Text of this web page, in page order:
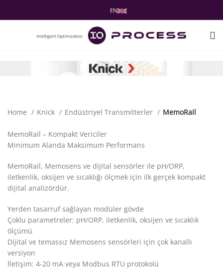
EN
Home Knick Endüstriyel Transmitterler MemoRail
MemoRail – Kompakt Vericiler
Minimum Alanda Maksimum Performans
MemoRail, Memosens ve dijital sensörler ile pH/ORP,
iletkenlik, oksijen ve sıcaklığı ölçmek için ilk gerçek kompakt
dijital analizördür.
Yerden tasarruf sağlayan modüler gövde
Çoklu parametreler: pH/ORP, iletkenlik, oksijen ve sıcaklık
ölçümü
Dijital ve temassız Memosens sensörleri için çok kanallı
versiyon
İletişim: 4-20 mA veya Modbus RTU protokolü